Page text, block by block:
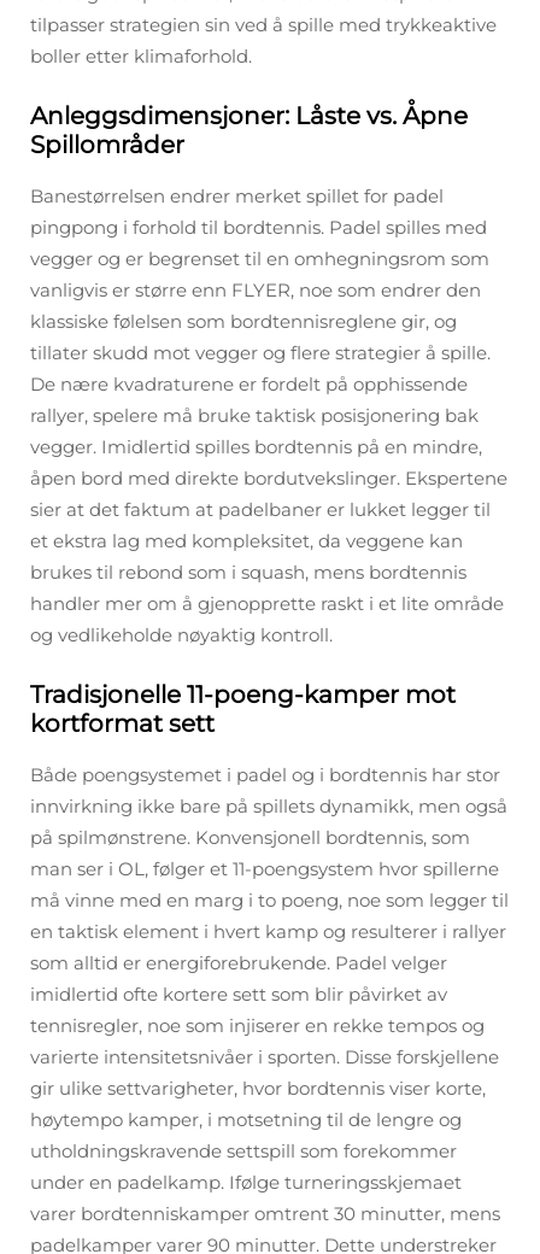
tilpasser strategien sin ved å spille med trykkeaktive
boller etter klimaforhold.
Anleggsdimensjoner: Låste vs. Åpne
Spillområder
Banestørrelsen endrer merket spillet for padel
pingpong i forhold til bordtennis. Padel spilles med
vegger og er begrenset til en omhegningsrom som
vanligvis er større enn FLYER, noe som endrer den
klassiske følelsen som bordtennisreglene gir, og
tillater skudd mot vegger og flere strategier å spille.
De nære kvadraturene er fordelt på opphissende
rallyer, spelere må bruke taktisk posisjonering bak
vegger. Imidlertid spilles bordtennis på en mindre,
åpen bord med direkte bordutvekslinger. Ekspertene
sier at det faktum at padelbaner er lukket legger til
et ekstra lag med kompleksitet, da veggene kan
brukes til rebond som i squash, mens bordtennis
handler mer om å gjenopprette raskt i et lite område
og vedlikeholde nøyaktig kontroll.
Tradisjonelle 11-poeng-kamper mot
kortformat sett
Både poengsystemet i padel og i bordtennis har stor
innvirkning ikke bare på spillets dynamikk, men også
på spilmønstrene. Konvensjonell bordtennis, som
man ser i OL, følger et 11-poengsystem hvor spillerne
må vinne med en marg i to poeng, noe som legger til
en taktisk element i hvert kamp og resulterer i rallyer
som alltid er energiforebrukende. Padel velger
imidlertid ofte kortere sett som blir påvirket av
tennisregler, noe som injiserer en rekke tempos og
varierte intensitetsnivåer i sporten. Disse forskjellene
gir ulike settvarigheter, hvor bordtennis viser korte,
høytempo kamper, i motsetning til de lengre og
utholdningskravende settspill som forekommer
under en padelkamp. Ifølge turneringsskjemaet
varer bordtenniskamper omtrent 30 minutter, mens
padelkamper varer 90 minutter. Dette understreker